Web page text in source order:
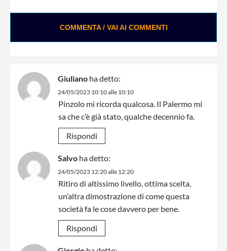
COMMENTA / VAI AI COMMENTI
Giuliano ha detto:
24/05/2023 10:10 alle 10:10
Pinzolo mi ricorda qualcosa. Il Palermo mi
sa che c’è già stato, qualche decennio fa.
Rispondi
Salvo ha detto:
24/05/2023 12:20 alle 12:20
Ritiro di altissimo livello, ottima scelta,
un’altra dimostrazione di come questa
società fa le cose davvero per bene.
Rispondi